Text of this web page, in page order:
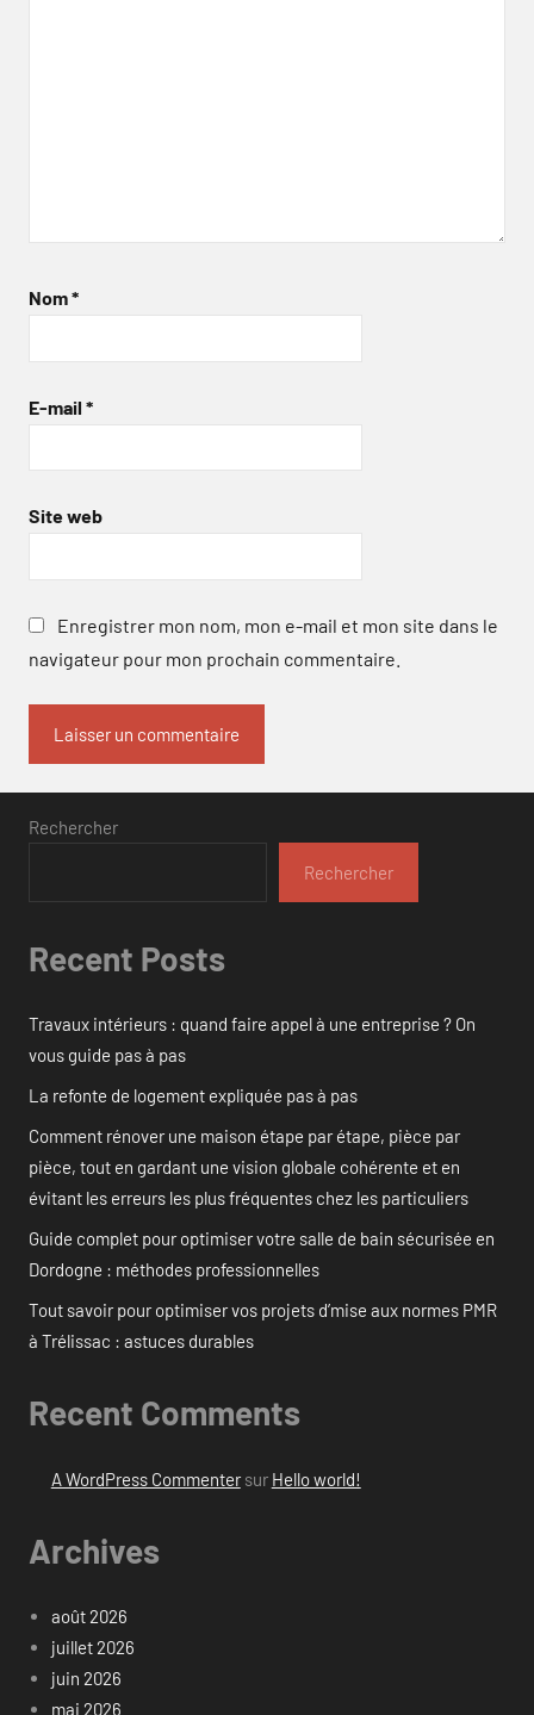
Nom*
E-mail *
Site web
Enregistrer mon nom, mon e-mail et mon site dans le
navigateur pour mon prochain commentaire.
Rechercher
Rechercher
Recent Posts
Travaux intérieurs : quand faire appel à une entreprise ? On
vous guide pas à pas
La refonte de logement expliquée pas à pas
Comment rénover une maison étape par étape, pièce par
pièce, tout en gardant une vision globale cohérente et en
évitant les erreurs les plus fréquentes chez les particuliers
Guide complet pour optimiser votre salle de bain sécurisée en
Dordogne : méthodes professionnelles
Tout savoir pour optimiser vos projets d’mise aux normes PMR
à Trélissac : astuces durables
Recent Comments
A WordPress Commentersur Hello world!
Archives
août 2026
juillet 2026
juin 2026
mai 2026